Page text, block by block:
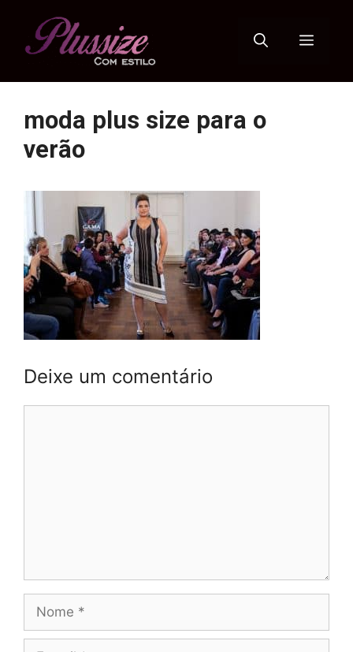
Menu
moda plus size para o
verão
Deixe um comentário